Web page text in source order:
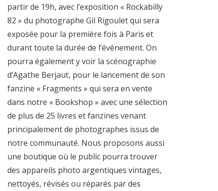
partir de 19h, avec l’exposition « Rockabilly
82 » du photographe Gil Rigoulet qui sera
exposée pour la première fois à Paris et
durant toute la durée de l’événement. On
pourra également y voir la scénographie
d’Agathe Berjaut, pour le lancement de son
fanzine « Fragments » qui sera en vente
dans notre « Bookshop » avec une sélection
de plus de 25 livres et fanzines venant
principalement de photographes issus de
notre communauté. Nous proposons aussi
une boutique où le public pourra trouver
des appareils photo argentiques vintages,
nettoyés, révisés ou réparés par des